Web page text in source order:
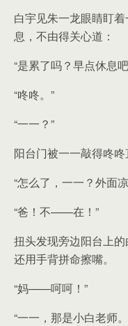
白宇见朱一龙眼睛盯
息，不由得关心道：
“是累了吗？早点休息
“咚咚。”
“一一？”
阳台门被一一敲得咚咚
“怎么了，一一？外面
“爸！不——在！”
扭头发现旁边阳台上
还用手背拼命擦嘴。
“妈——呵呵！”
“一一，那是小白老师